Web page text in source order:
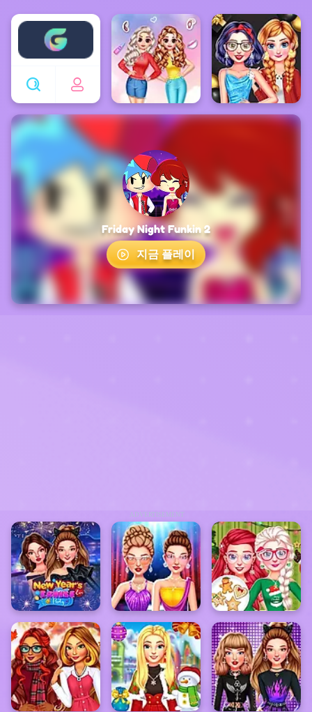
Enjoy4fun
ADVERTISEMENT
Friday Night Funkin 2
지금 플레이